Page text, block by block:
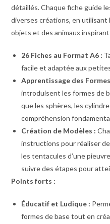
détaillés. Chaque fiche guide
diverses créations, en utilisant
objets et des animaux
26 Fiches au Format A6 :
facile et adaptée aux
Apprentissage des
introduisent les formes de
que les sphères, les
compréhension
Création de Modèles :
instructions pour réaliser
les tentacules d’une
suivre des étapes pour
Points forts :
Éducatif et Ludique :
formes de base tout en